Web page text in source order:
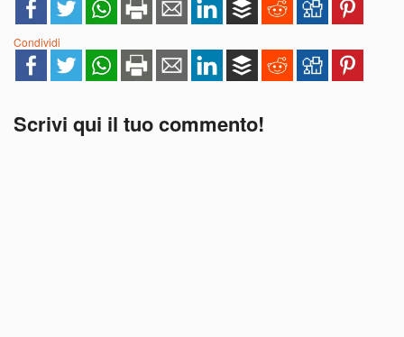
Condividi
Scrivi qui il tuo commento!